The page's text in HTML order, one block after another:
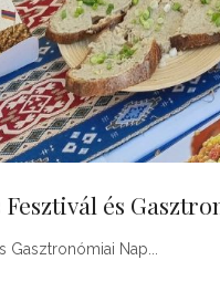
és
Gasztronómiai Nap